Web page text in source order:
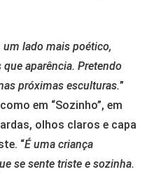
um lado mais poético,
aparência. Pretendo
próximas esculturas.”
em “Sozinho”, em
olhos claros e capa
“É uma criança
se sente triste e sozinha.